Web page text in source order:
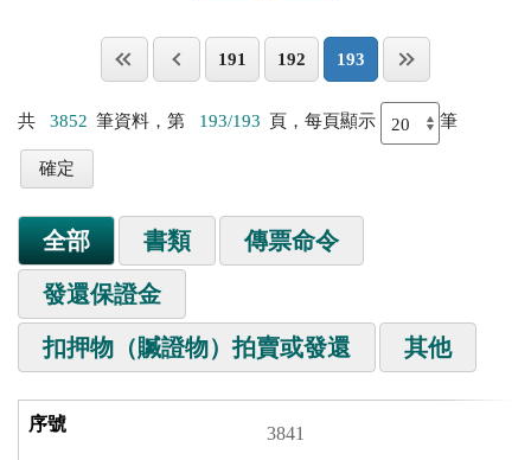
191 192 193
共 3852 筆資料，第 193/193 頁，每頁顯示 筆
全部 書類 傳票命令
發還保證金
扣押物（贓證物）拍賣或發還 其他
3841